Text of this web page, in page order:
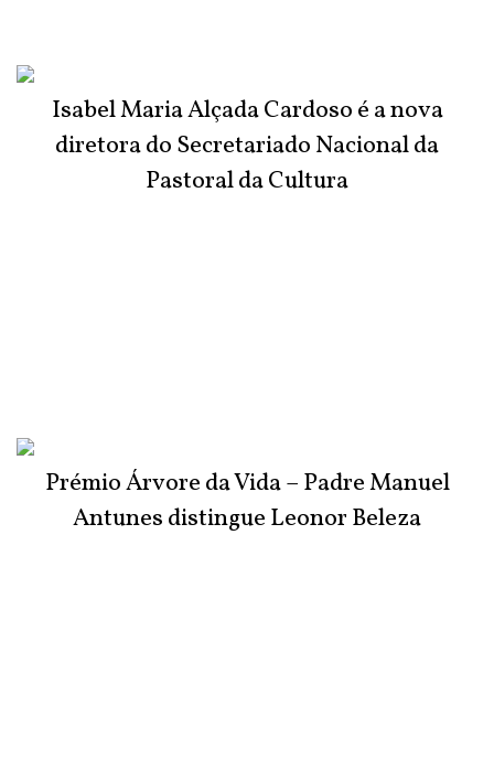
Isabel Maria Alçada Cardoso é a nova
diretora do Secretariado Nacional da
Pastoral da Cultura
Prémio Árvore da Vida – Padre Manuel
Antunes distingue Leonor Beleza